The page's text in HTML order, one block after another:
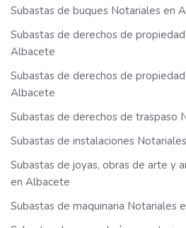
Subastas de buques Notariales en
Subastas de derechos de
Albacete
Subastas de derechos de
Albacete
Subastas de derechos de traspaso
Subastas de instalaciones
Subastas de joyas, obras de arte y
en Albacete
Subastas de maquinaria Notariales